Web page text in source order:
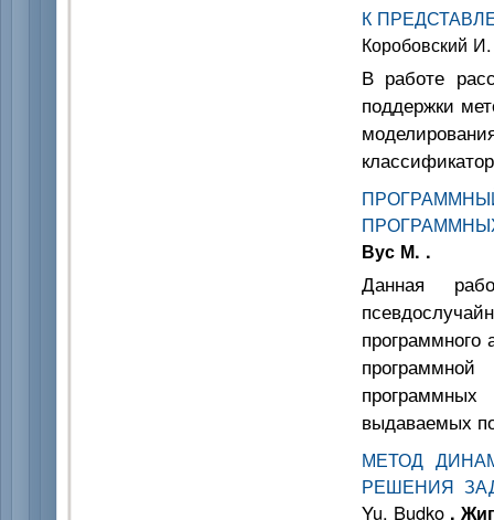
К
Коробовский
В работе
поддержки
Вус М. .
Данная
программного
выдаваемых
МЕТОД
РЕШЕНИЯ
Yu. Budko ,